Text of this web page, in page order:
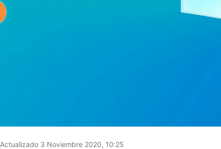
Actualizado 3 Noviembre 2020, 10:25